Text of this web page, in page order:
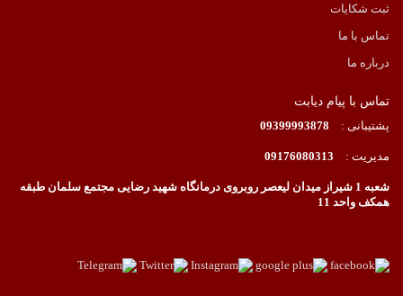
ثبت شکایات
تماس با ما
درباره ما
تماس با پیام دیابت
پشتیبانی : 09399993878
مدیریت : 09176080313
شعبه 1 شیراز میدان لیعصر روبروی درمانگاه شهید رضایی مجتمع سلمان طبقه
همکف واحد 11